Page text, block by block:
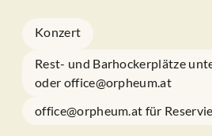
Konzert
Rest- und Barhockerplätze
oder office@orpheum.at
office@orpheum.at für